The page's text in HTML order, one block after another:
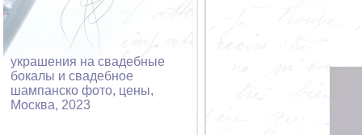
украшения на свадебные
бокалы и свадебное
шампанско фото, цены,
Москва, 2023